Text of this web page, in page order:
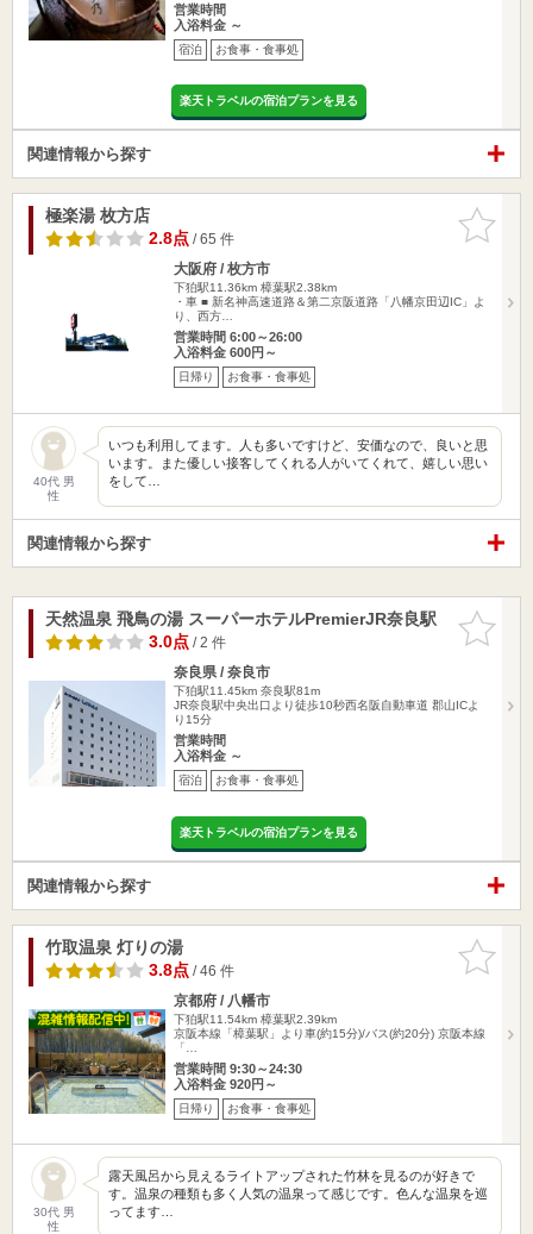
営業時間
入浴料金 ～
宿泊 お食事・食事処
楽天トラベルの宿泊プランを見る
関連情報から探す
お気に入
りに追加
極楽湯 枚方店
2.8点/ 65 件
大阪府 / 枚方市
下狛駅11.36km 樟葉駅2.38km
・車 ■ 新名神高速道路＆第二京阪道路「八幡京田辺IC」よ
り、西方…
営業時間 6:00～26:00
入浴料金 600円～
日帰り お食事・食事処
40代 男
性
いつも利用してます。人も多いですけど、安価なので、良いと思
います。また優しい接客してくれる人がいてくれて、嬉しい思い
をして…
関連情報から探す
お気に入
りに追加
天然温泉 飛鳥の湯 スーパーホテルPremierJR奈良駅
3.0点/ 2 件
奈良県 / 奈良市
下狛駅11.45km 奈良駅81m
JR奈良駅中央出口より徒歩10秒西名阪自動車道 郡山ICよ
り15分
営業時間
入浴料金 ～
宿泊 お食事・食事処
楽天トラベルの宿泊プランを見る
関連情報から探す
お気に入
りに追加
竹取温泉 灯りの湯
3.8点/ 46 件
京都府 / 八幡市
下狛駅11.54km 樟葉駅2.39km
京阪本線「樟葉駅」より車(約15分)/バス(約20分) 京阪本線
「…
営業時間 9:30～24:30
入浴料金 920円～
日帰り お食事・食事処
30代 男
性
露天風呂から見えるライトアップされた竹林を見るのが好きで
す。温泉の種類も多く人気の温泉って感じです。色んな温泉を巡
ってます…